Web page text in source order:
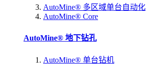
AutoMine® 多区域单台自动化
AutoMine® Core
AutoMine® 地下钻孔
AutoMine® 单台钻机